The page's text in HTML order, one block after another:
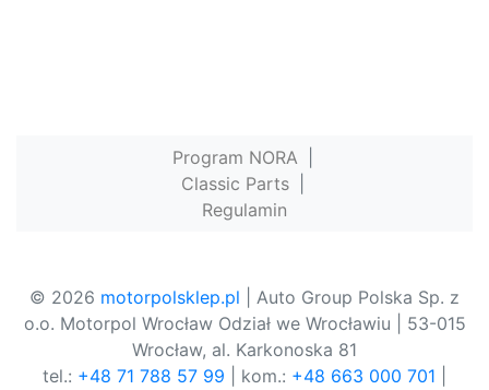
Program NORA
Classic Parts
Regulamin
© 2026 motorpolsklep.pl | Auto Group Polska Sp. z
o.o. Motorpol Wrocław Odział we Wrocławiu | 53-015
Wrocław, al. Karkonoska 81
tel.: +48 71 788 57 99 | kom.: +48 663 000 701